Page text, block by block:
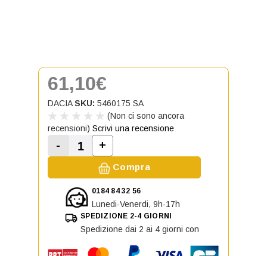
61,10€
DACIA SKU: 5460175 SA
(Non ci sono ancora
recensioni) Scrivi una recensione
Diminuisci la quantità di Modanatura
-
Aumenta la quantità di
+
Compra
0184 84 32 56
Lunedi-Venerdi, 9h-17h
SPEDIZIONE 2-4 GIORNI
Spedizione dai 2 ai 4 giorni con